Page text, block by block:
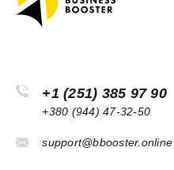
+1 (251) 385 97 90
+380 (944) 47-32-50
support@bbooster.online